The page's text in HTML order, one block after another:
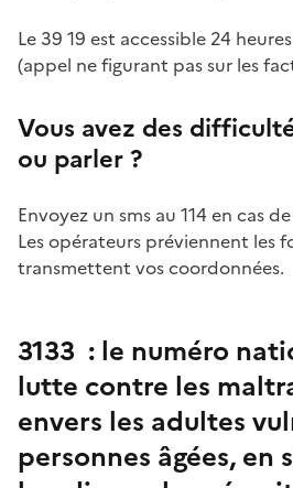
Le 39 19 est accessible 24
(appel ne figurant pas sur les
Vous avez des
ou parler ?
Envoyez un sms au 114 en cas
Les opérateurs préviennent les
transmettent vos coordonnées.
3133 : le numéro
lutte contre les
envers les adultes
personnes âgées, en